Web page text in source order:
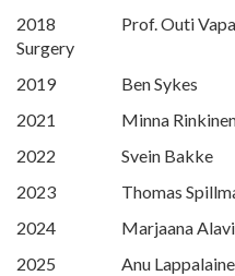
2018 Prof. Outi
Surgery
2019 Ben Sykes
2021 Minna
2022 Svein Bakke
2023 Thomas
2024 Marjaana
2025 Anu